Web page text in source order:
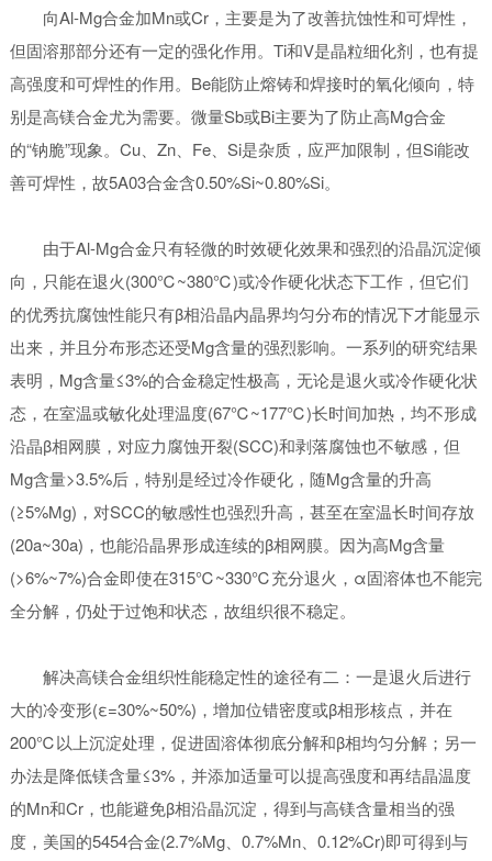
向Al-Mg合金加Mn或Cr，主要是为了改善抗蚀性和可焊性，
但固溶那部分还有一定的强化作用。Ti和V是晶粒细化剂，也有提
高强度和可焊性的作用。Be能防止熔铸和焊接时的氧化倾向，特
别是高镁合金尤为需要。微量Sb或Bi主要为了防止高Mg合金
的“钠脆”现象。Cu、Zn、Fe、Si是杂质，应严加限制，但Si能改
善可焊性，故5A03合金含0.50%Si~0.80%Si。
由于Al-Mg合金只有轻微的时效硬化效果和强烈的沿晶沉淀倾
向，只能在退火(300℃~380℃)或冷作硬化状态下工作，但它们
的优秀抗腐蚀性能只有β相沿晶内晶界均匀分布的情况下才能显示
出来，并且分布形态还受Mg含量的强烈影响。一系列的研究结果
表明，Mg含量≤3%的合金稳定性极高，无论是退火或冷作硬化状
态，在室温或敏化处理温度(67℃~177℃)长时间加热，均不形成
沿晶β相网膜，对应力腐蚀开裂(SCC)和剥落腐蚀也不敏感，但
Mg含量>3.5%后，特别是经过冷作硬化，随Mg含量的升高
(≥5%Mg)，对SCC的敏感性也强烈升高，甚至在室温长时间存放
(20a~30a)，也能沿晶界形成连续的β相网膜。因为高Mg含量
(>6%~7%)合金即使在315℃~330℃充分退火，α固溶体也不能完
全分解，仍处于过饱和状态，故组织很不稳定。
解决高镁合金组织性能稳定性的途径有二：一是退火后进行
大的冷变形(ε=30%~50%)，增加位错密度或β相形核点，并在
200℃以上沉淀处理，促进固溶体彻底分解和β相均匀分解；另一
办法是降低镁含量≤3%，并添加适量可以提高强度和再结晶温度
的Mn和Cr，也能避免β相沿晶沉淀，得到与高镁含量相当的强
度，美国的5454合金(2.7%Mg、0.7%Mn、0.12%Cr)即可得到与